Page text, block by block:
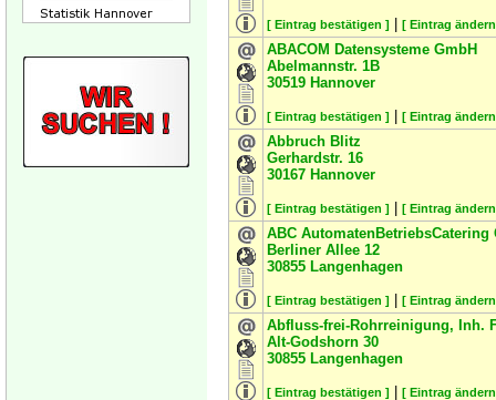
[ Eintrag bestätigen ] [ Eintrag
ABACOM Datensysteme GmbH
Abelmannstr. 1B
30519 Hannover
[ Eintrag bestätigen ] [ Eintrag
Abbruch Blitz
Gerhardstr. 16
30167 Hannover
[ Eintrag bestätigen ] [ Eintrag
ABC AutomatenBetriebsCatering
Berliner Allee 12
30855 Langenhagen
[ Eintrag bestätigen ] [ Eintrag
Abfluss-frei-Rohrreinigung, Inh.
Alt-Godshorn 30
30855 Langenhagen
[ Eintrag bestätigen ] [ Eintrag